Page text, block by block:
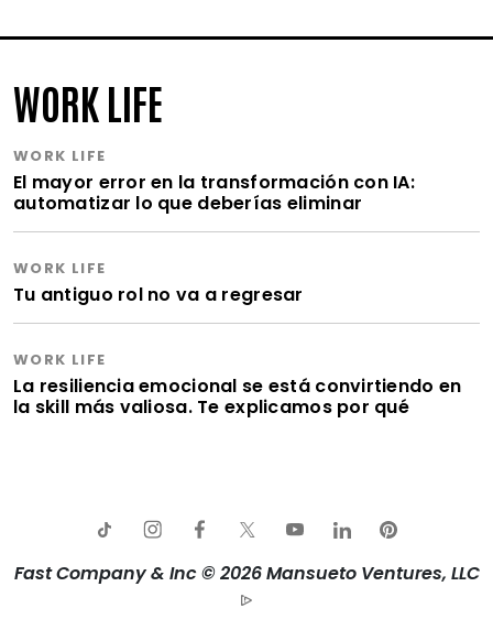
WORK LIFE
WORK LIFE
El mayor error en la transformación con IA:
automatizar lo que deberías eliminar
WORK LIFE
Tu antiguo rol no va a regresar
WORK LIFE
La resiliencia emocional se está convirtiendo en
la skill más valiosa. Te explicamos por qué
Fast Company & Inc © 2026 Mansueto Ventures, LLC